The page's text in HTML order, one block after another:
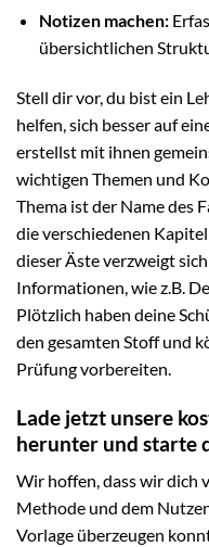
Notizen machen:
übersichtlichen
Stell dir vor, du bist ein
helfen, sich besser auf
erstellst mit ihnen
wichtigen Themen und
Thema ist der Name des
die verschiedenen
dieser Äste verzweigt
Informationen, wie z.B.
Plötzlich haben deine
den gesamten Stoff und
Prüfung vorbereiten.
Lade jetzt unsere
herunter und starte
Wir hoffen, dass wir dich
Methode und dem
Vorlage überzeugen